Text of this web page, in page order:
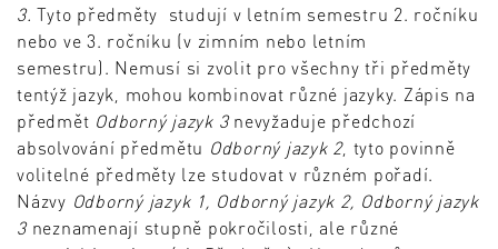
3.Tyto předměty studují v letním semestru 2. ročníku
nebo ve 3. ročníku (v zimním nebo letním
semestru). Nemusí si zvolit pro všechny tři předměty
tentýž jazyk, mohou kombinovat různé jazyky. Zápis na
předmět Odborný jazyk 3nevyžaduje předchozí
absolvování předmětu Odborný jazyk 2, tyto povinně
volitelné předměty lze studovat v různém pořadí.
Názvy Odborný jazyk 1, Odborný jazyk 2, Odborný jazyk
3neznamenají stupně pokročilosti, ale různé